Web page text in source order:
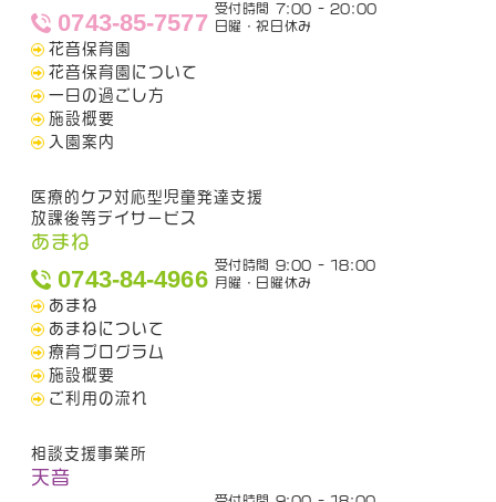
0743-85-7577
受付時間 7:00 - 20:00
日曜・祝日休み
花音保育園
花音保育園について
一日の過ごし方
施設概要
入園案内
医療的ケア対応型児童発達支援
放課後等デイサービス
あまね
0743-84-4966
受付時間 9:00 - 18:00
月曜・日曜休み
あまね
あまねについて
療育プログラム
施設概要
ご利用の流れ
相談支援事業所
天音